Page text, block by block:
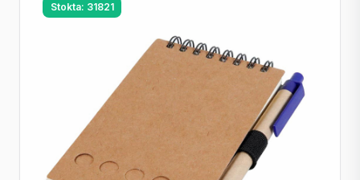
Stokta: 31821